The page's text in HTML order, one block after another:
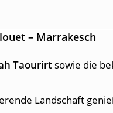
– Marrakesch
Taourirt sowie die
Landschaft